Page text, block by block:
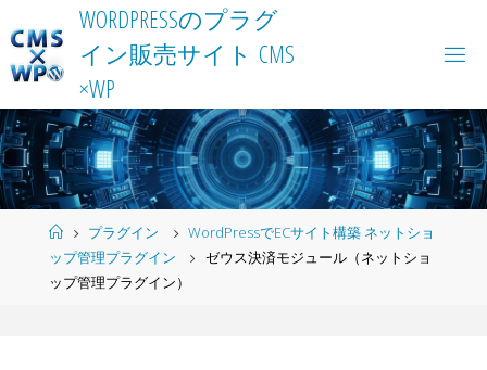
to
content
WORDPRESSのプラ グ
イ ン販売サイ ト CMS
×WP
Homeプラグイン
WordPressでECサイト構築 ネットショ
ップ管理プラグイン
ゼウス決済モジュール（ネットショ
ップ管理プラグイン）